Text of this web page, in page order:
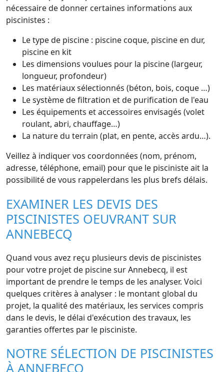
nécessaire de donner certaines informations aux
piscinistes :
Le type de piscine : piscine coque, piscine en dur,
piscine en kit
Les dimensions voulues pour la piscine (largeur,
longueur, profondeur)
Les matériaux sélectionnés (béton, bois, coque …)
Le système de filtration et de purification de l'eau
Les équipements et accessoires envisagés (volet
roulant, abri, chauffage…)
La nature du terrain (plat, en pente, accès ardu…).
Veillez à indiquer vos coordonnées (nom, prénom,
adresse, téléphone, email) pour que le pisciniste ait la
possibilité de vous rappelerdans les plus brefs délais.
EXAMINER LES DEVIS DES
PISCINISTES OEUVRANT SUR
ANNEBECQ
Quand vous avez reçu plusieurs devis de piscinistes
pour votre projet de piscine sur Annebecq, il est
important de prendre le temps de les analyser. Voici
quelques critères à analyser : le montant global du
projet, la qualité des matériaux, les services compris
dans le devis, le délai d'exécution des travaux, les
garanties offertes par le pisciniste.
NOTRE SÉLECTION DE PISCINISTES
À ANNEBECQ